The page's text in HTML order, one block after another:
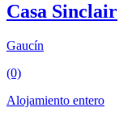
Casa Sinclair
Gaucín
(0)
Alojamiento entero